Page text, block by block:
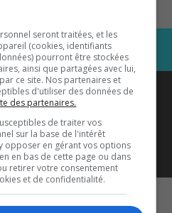
est diffusé
1033 HD2
aussi sur…
seront traitées, et les
(cookies, identifiants
pourront être stockées
ainsi que partagées avec lui,
ce site. Nos partenaires et
d'utiliser des données de
des partenaires.
de traiter vos
sur la base de l'intérêt
opposer en gérant vos options
en bas de cette page ou dans
retirer votre consentement
et de confidentialité.